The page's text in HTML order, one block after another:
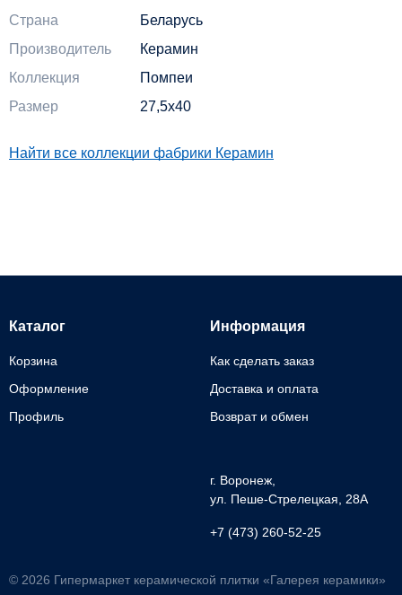
Страна
Беларусь
Производитель
Керамин
Коллекция
Помпеи
Размер
27,5x40
Найти все коллекции фабрики Керамин
г. Воронеж,
ул. Пеше-Cтрелецкая, 28А
+7 (473) 260-52-25
Каталог
Корзина
Оформление
Профиль
Информация
Как сделать заказ
Доставка и оплата
Возврат и обмен
© 2026 Гипермаркет керамической плитки «Галерея керамики»